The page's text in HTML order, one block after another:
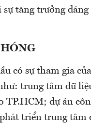
sự tăng trưởng
có sự tham gia
trung tâm dữ
TP.HCM; dự án
triển trung tâm